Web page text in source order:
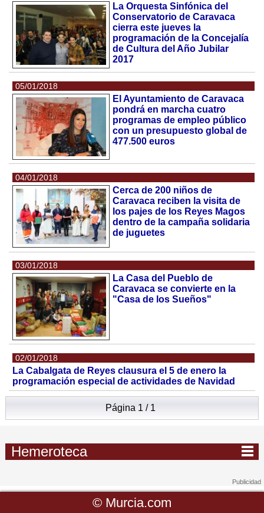
La Orquesta Sinfónica del
Conservatorio de Caravaca
cierra este jueves la
programación de la Concejalía
de Cultura del Año Jubilar
2017
05/01/2018
El Ayuntamiento de Caravaca
pondrá en marcha cuatro
programas de empleo público
con un presupuesto global de
477.500 euros
04/01/2018
Cerca de 200 niños de
Caravaca reciben la visita de
los pajes de los Reyes Magos
dentro de la campaña solidaria
de juguetes
03/01/2018
La Casa del Pueblo de
Caravaca se convierte en la
"Casa de los Sueños"
02/01/2018
La Cabalgata de Reyes clausura el 5 de enero la
programación especial de actividades de Navidad
Página 1 / 1
Hemeroteca
© Murcia.com